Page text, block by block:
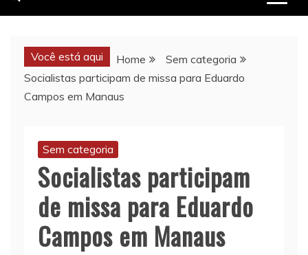
Você está aqui Home
Sem categoria
Socialistas participam de missa para Eduardo
Campos em Manaus
Sem categoria
Socialistas participam
de missa para Eduardo
Campos em Manaus